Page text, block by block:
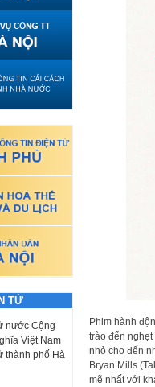
Phim hành
trào đến
nhỏ cho đến
Bryan Mills
mẽ nhất với
TỬ
nước Cộng
Việt Nam
thành phố Hà